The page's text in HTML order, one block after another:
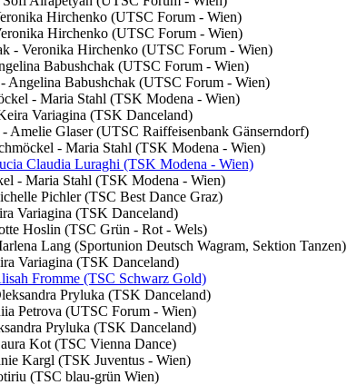
Hirchenko (UTSC Forum - Wien)
Hirchenko (UTSC Forum - Wien)
- Veronika Hirchenko (UTSC Forum - Wien)
Babushchak (UTSC Forum - Wien)
Angelina Babushchak (UTSC Forum - Wien)
- Maria Stahl (TSK Modena - Wien)
Variagina (TSK Danceland)
Amelie Glaser (UTSC Raiffeisenbank Gänserndorf)
- Maria Stahl (TSK Modena - Wien)
Claudia Luraghi (TSK Modena - Wien)
- Maria Stahl (TSK Modena - Wien)
Pichler (TSC Best Dance Graz)
Variagina (TSK Danceland)
Hoslin (TSC Grün - Rot - Wels)
Lang (Sportunion Deutsch Wagram, Sektion Tanzen)
Variagina (TSK Danceland)
Fromme (TSC Schwarz Gold)
Pryluka (TSK Danceland)
Petrova (UTSC Forum - Wien)
Pryluka (TSK Danceland)
Kot (TSC Vienna Dance)
Kargl (TSK Juventus - Wien)
(TSC blau-grün Wien)